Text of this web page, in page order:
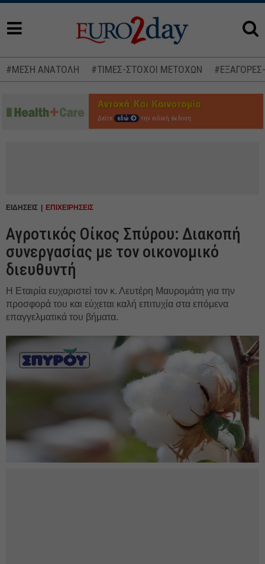
#ΜΕΣΗ ΑΝΑΤΟΛΗ #ΤΙΜΕΣ-ΣΤΟΧΟΙ ΜΕΤΟΧΩΝ
Δείτε εδώ την ειδική έκδοση
ΕΙΔΗΣΕΙΣ ΕΠΙΧΕΙΡΗΣΕΙΣ
Αγροτικός Οίκος Σπύρου: Διακοπή
συνεργασίας με τον οικονομικό
διευθυντή
Η Εταιρία ευχαριστεί τον κ. Λευτέρη Μαυρομάτη για την
προσφορά του και εύχεται καλή επιτυχία στα επόμενα
επαγγελματικά του βήματα.